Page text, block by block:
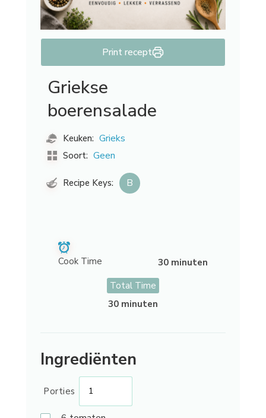
Print recept
Griekse
boerensalade
Keuken: Grieks
Soort: Geen
Recipe Keys: B
Cook Time
30 minuten
Total Time
30 minuten
Ingrediënten
Porties